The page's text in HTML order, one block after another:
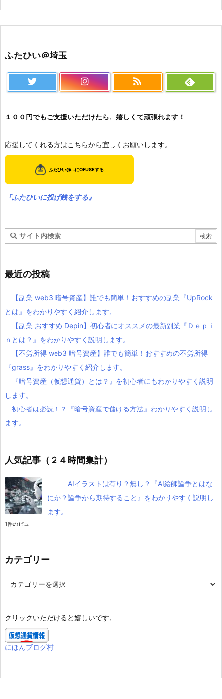
ふたひい＠埼玉
１００円でもご支援いただけたら、嬉しくて頑張れます！
応援してくれる方はこちらから宜しくお願いします。
『ふたひいに投げ銭をする』
最近の投稿
【副業 web3 暗号資産】誰でも簡単！おすすめの副業『UpRock
とは』をわかりやすく紹介します。
【副業 おすすめ Depin】初心者にオススメの最新副業『Ｄｅｐｉ
ｎとは？』をわかりやすく説明します。
【不労所得 web3 暗号資産】誰でも簡単！おすすめの不労所得
『grass』をわかりやすく紹介します。
『暗号資産（仮想通貨）とは？』を初心者にもわかりやすく説明
します。
初心者は必読！？『暗号資産で儲ける方法』わかりやすく説明し
ます。
人気記事（２４時間集計）
AIイラストは有り？無し？『AI絵師論争とはな
にか？論争から期待すること』をわかりやすく説明し
ます。
1件のビュー
カテゴリー
テ
ー
クリックいただけると嬉しいです。
にほんブログ村